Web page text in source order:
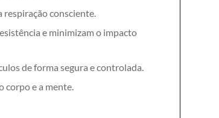
consciente.
e minimizam o impacto
de forma segura e controlada.
corpo e a mente.